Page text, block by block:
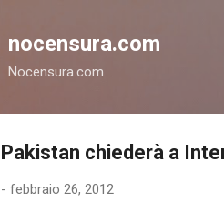
nocensura.com
Nocensura.com
Pakistan chiederà a
- febbraio 26, 2012